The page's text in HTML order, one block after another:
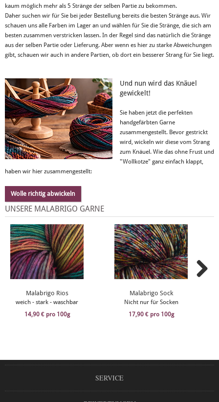
kaum möglich mehr als 5 Stränge der selben Partie zu bekommen.
Daher suchen wir für Sie bei jeder Bestellung bereits die besten Stränge aus. Wir
schauen uns alle Farben im Lager an und wählen für Sie die Stränge, die sich am
besten zusammen verstricken lassen. In der Regel sind das natürlich die Stränge
aus der selben Partie oder Lieferung. Aber wenn es hier zu starke Abweichungen
gibt, schauen wir auch in andere Partien, ob dort ein besserer Strang für Sie liegt.
Und nun wird das Knäuel
gewickelt!
Sie haben jetzt die perfekten
handgefärbten Garne
zusammengestellt. Bevor gestrickt
wird, wickeln wir diese vom Strang
zum Knäuel. Wie das ohne Frust und
"Wollkotze" ganz einfach klappt,
haben wir hier zusammengestellt:
Wolle richtig abwickeln
UNSERE MALABRIGO GARNE
Malabrigo Rios
weich - stark - waschbar
14,90 € pro 100g
Malabrigo Sock
Nicht nur für Socken
17,90 € pro 100g
SERVICE